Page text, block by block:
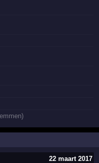
22 maart 2017